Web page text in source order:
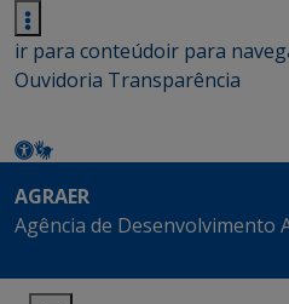
ir para conteúdoir para
Ouvidoria Transparência
AGRAER
Agência de Desenvolvimento